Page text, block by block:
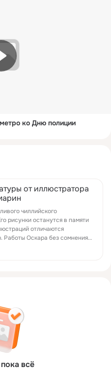
ко Дню полиции
от иллюстратора
чиллийского
рисунки останутся в памяти
отличаются
Работы Оскара без сомнения
всё